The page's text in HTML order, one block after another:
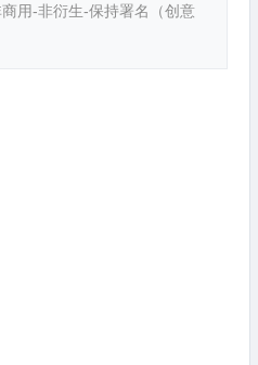
用-非衍生-保持署名（创意